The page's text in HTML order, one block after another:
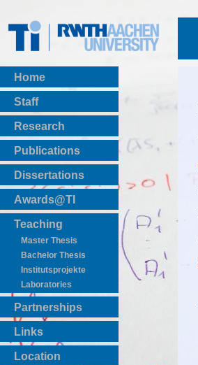
Home
Staff
Research
Publications
BibTeX Download
Dissertations
Awards@TI
Teaching
Master Thesis
Bachelor Thesis
Institutsprojekte
Laboratories
Partnerships
Links
Location